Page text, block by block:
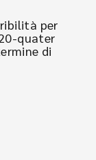
per
quater
di